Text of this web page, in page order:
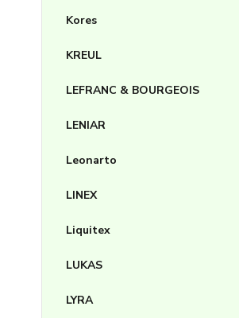
Kores
KREUL
LEFRANC & BOURGEOIS
LENIAR
Leonarto
LINEX
Liquitex
LUKAS
LYRA